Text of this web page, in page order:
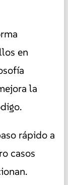
en
la
rápido a
casos